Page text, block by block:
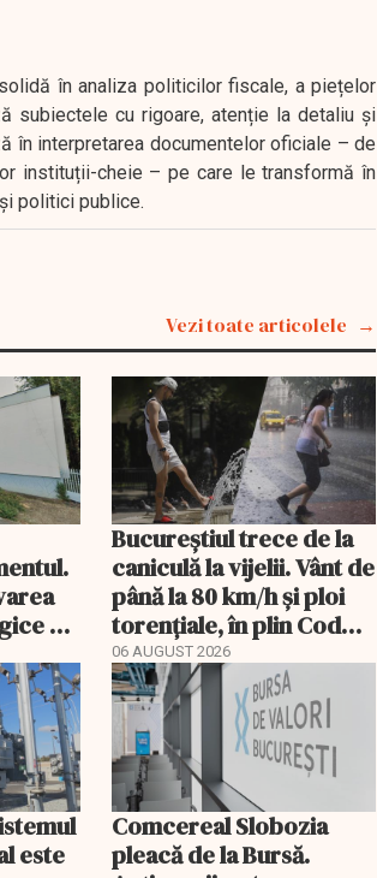
în analiza politicilor fiscale, a piețelor
subiectele cu rigoare, atenție la detaliu și
în interpretarea documentelor oficiale – de
instituții-cheie – pe care le transformă în
politici publice.
Vezi toate articolele
a
Bucureștiul trece de la
caniculă la vijelii. Vânt de
până la 80 km/h și ploi
torențiale, în plin Cod
portocaliu
06 AUGUST 2026
este
Comcereal Slobozia
pleacă de la Bursă.